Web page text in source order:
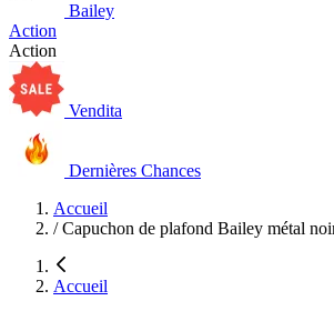
Bailey
Action
Action
Vendita
Dernières Chances
Accueil
/ Capuchon de plafond Bailey métal
Accueil